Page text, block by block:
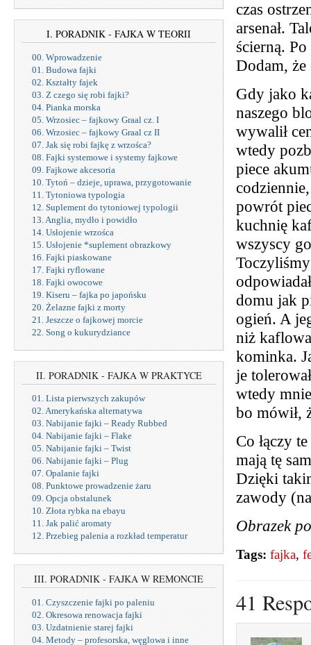
I. PORADNIK - FAJKA W TEORII
00. Wprowadzenie
01. Budowa fajki
02. Kształty fajek
03. Z czego się robi fajki?
04. Pianka morska
05. Wrzosiec – fajkowy Graal cz. I
06. Wrzosiec – fajkowy Graal cz II
07. Jak się robi fajkę z wrzośca?
08. Fajki systemowe i systemy fajkowe
09. Fajkowe akcesoria
10. Tytoń – dzieje, uprawa, przygotowanie
11. Tytoniowa typologia
12. Suplement do tytoniowej typologii
13. Anglia, mydło i powidło
14. Usłojenie wrzośca
15. Usłojenie *suplement obrazkowy
16. Fajki piaskowane
17. Fajki ryflowane
18. Fajki owocowe
19. Kiseru – fajka po japońsku
20. Żelazne fajki z morty
21. Jeszcze o fajkowej morcie
22. Song o kukurydziance
II. PORADNIK - FAJKA W PRAKTYCE
01. Lista pierwszych zakupów
02. Amerykańska alternatywa
03. Nabijanie fajki – Ready Rubbed
04. Nabijanie fajki – Flake
05. Nabijanie fajki – Twist
06. Nabijanie fajki – Plug
07. Opalanie fajki
08. Punktowe prowadzenie żaru
09. Opcja obstalunek
10. Złota rybka na ebayu
11. Jak palić aromaty
12. Przebieg palenia a rozkład temperatur
III. PORADNIK - FAJKA W REMONCIE
01. Czyszczenie fajki po paleniu
02. Okresowa renowacja fajki
03. Uzdatnienie starej fajki
04. Metody – profesorska, węglowa i inne
czas
arsenał.
ścierną. Po
Dodam,
Gdy jako
naszego
wywalił
wtedy
piece
powrót
kuchnię
wszyscy
domu jak
ogień. A
niż
kominka.
je
wtedy
bo mówił,
Co łączy
mają tę
Dzięki
zawody
Obrazek
Tags: fajka,
41